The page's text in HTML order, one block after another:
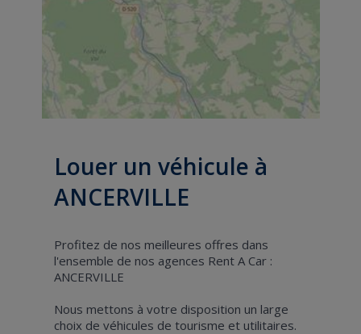
Louer un véhicule à
ANCERVILLE
Profitez de nos meilleures offres dans
l'ensemble de nos agences Rent A Car :
ANCERVILLE
Nous mettons à votre disposition un large
choix de véhicules de tourisme et utilitaires.